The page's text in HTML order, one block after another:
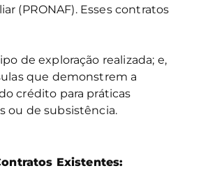
(PRONAF). Esses contratos
de exploração realizada; e,
que demonstrem a
crédito para práticas
ou de subsistência.
Existentes: